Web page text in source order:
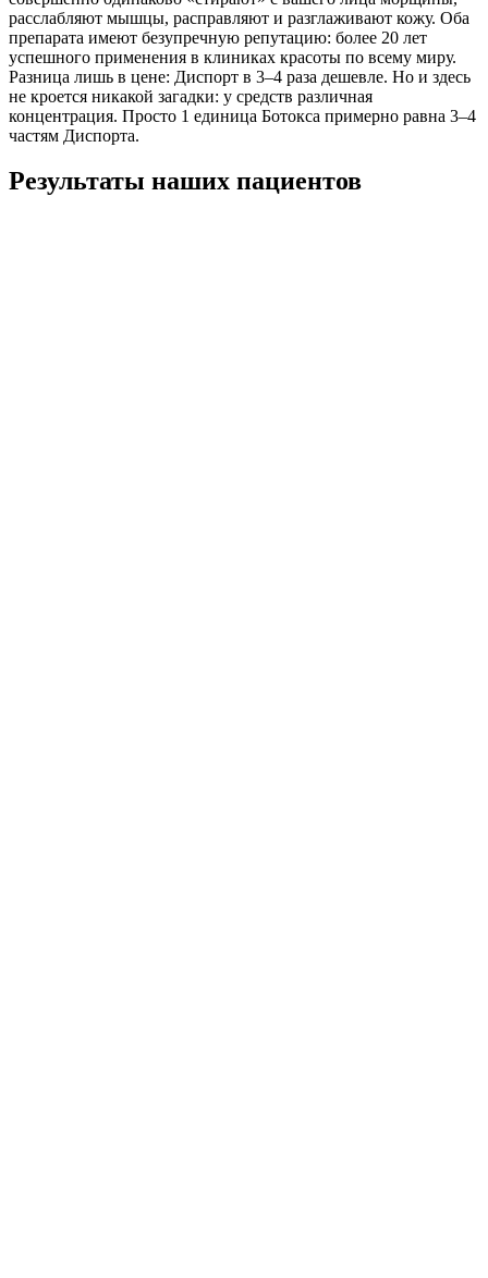
расслабляют мышцы, расправляют и разглаживают кожу. Оба
препарата имеют безупречную репутацию: более 20 лет
успешного применения в клиниках красоты по всему миру.
Разница лишь в цене: Диспорт в 3–4 раза дешевле. Но и здесь
не кроется никакой загадки: у средств различная
концентрация. Просто 1 единица Ботокса примерно равна 3–4
частям Диспорта.
Результаты наших пациентов